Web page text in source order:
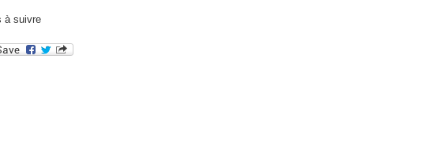
à suivre